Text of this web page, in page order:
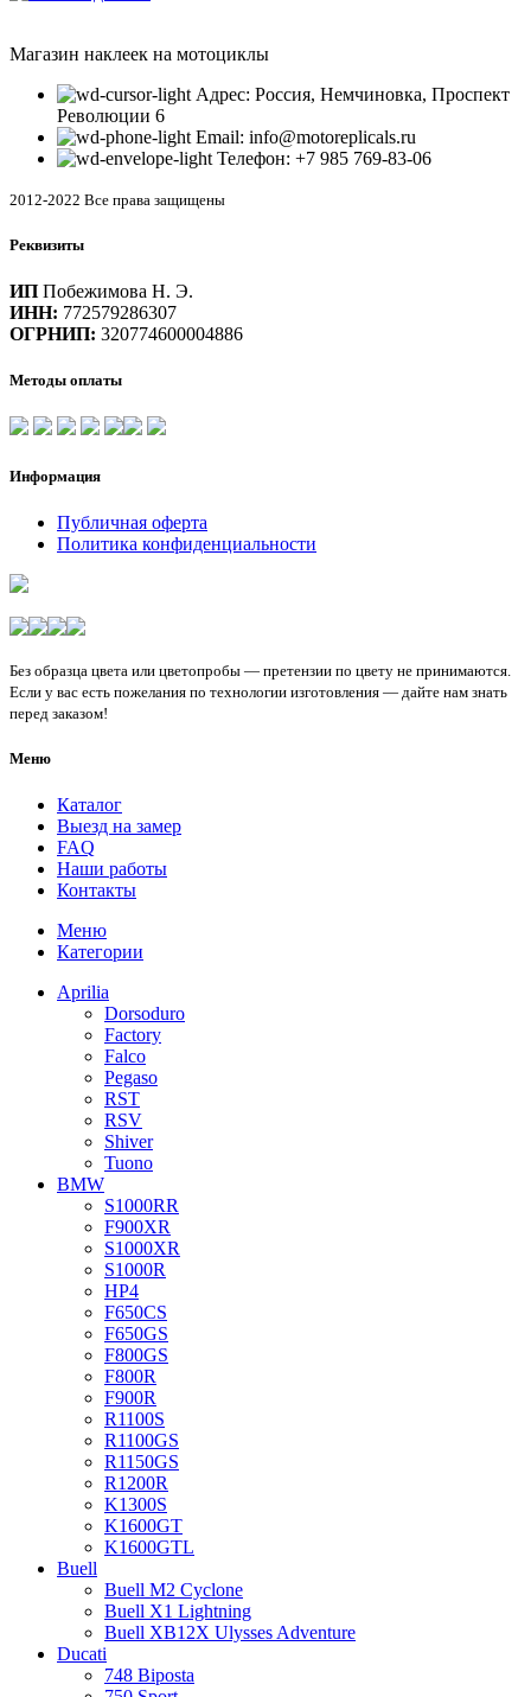
Магазин наклеек на мотоциклы
Адрес: Россия, Немчиновка, Проспект
Революции 6
Email: info@motoreplicals.ru
Телефон: +7 985 769-83-06
2012-2022 Все права защищены
Реквизиты
ИП Побежимова Н. Э.
ИНН: 772579286307
ОГРНИП: 320774600004886
Методы оплаты
Информация
Публичная оферта
Политика конфиденциальности
Без образца цвета или цветопробы — претензии по цвету не принимаются.
Если у вас есть пожелания по технологии изготовления — дайте нам знать
перед заказом!
Меню
Каталог
Выезд на замер
FAQ
Наши работы
Контакты
Меню
Категории
Aprilia
Dorsoduro
Factory
Falco
Pegaso
RST
RSV
Shiver
Tuono
BMW
S1000RR
F900XR
S1000XR
S1000R
HP4
F650CS
F650GS
F800GS
F800R
F900R
R1100S
R1100GS
R1150GS
R1200R
K1300S
K1600GT
K1600GTL
Buell
Buell M2 Cyclone
Buell X1 Lightning
Buell XB12X Ulysses Adventure
Ducati
748 Biposta